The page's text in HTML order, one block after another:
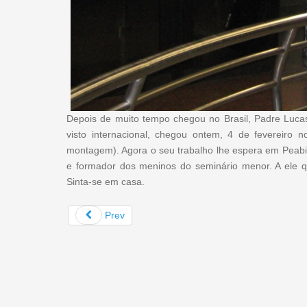
Depois de muito tempo chegou no Brasil, Padre
visto internacional, chegou ontem, 4 de fevereiro
montagem). Agora o seu trabalho lhe espera em
e formador dos meninos do seminário menor. A ele
Sinta-se em casa.
Prev